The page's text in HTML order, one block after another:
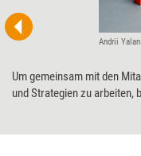
Andrii
Um gemeinsam mit den
und Strategien zu arbeiten,